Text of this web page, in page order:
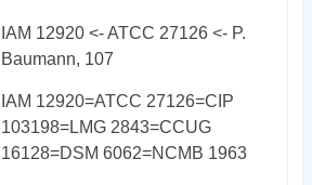
IAM 12920 <- ATCC 27126 <- P.
Baumann, 107
IAM 12920=ATCC 27126=CIP
103198=LMG 2843=CCUG
16128=DSM 6062=NCMB 1963